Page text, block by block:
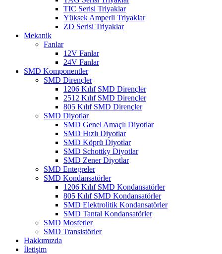
TIC Serisi Triyaklar
Yüksek Amperli Triyaklar
ZD Serisi Triyaklar
Mekanik
Fanlar
12V Fanlar
24V Fanlar
SMD Komponentler
SMD Dirençler
1206 Kılıf SMD Dirençler
2512 Kılıf SMD Dirençler
805 Kılıf SMD Dirençler
SMD Diyotlar
SMD Genel Amaçlı Diyotlar
SMD Hızlı Diyotlar
SMD Köprü Diyotlar
SMD Schottky Diyotlar
SMD Zener Diyotlar
SMD Entegreler
SMD Kondansatörler
1206 Kılıf SMD Kondansatörler
805 Kılıf SMD Kondansatörler
SMD Elektrolitik Kondansatörler
SMD Tantal Kondansatörler
SMD Mosfetler
SMD Transistörler
Hakkımızda
İletişim